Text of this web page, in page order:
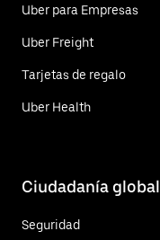
Uber para Empresas
Uber Freight
Tarjetas de regalo
Uber Health
Ciudadanía global
Seguridad